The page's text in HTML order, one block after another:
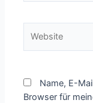
Name, E-
Browser für